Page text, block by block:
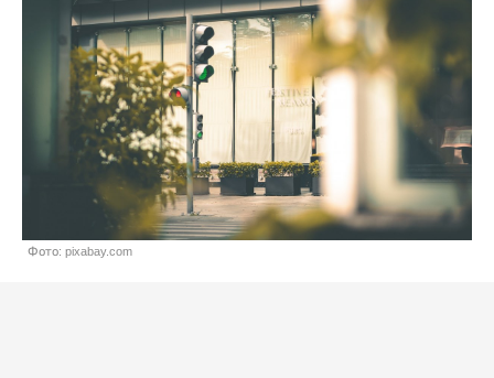
Фото: pixabay.com